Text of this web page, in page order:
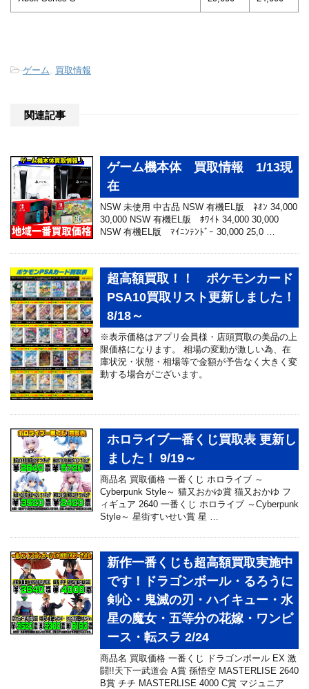
-ゲーム 買取情報
関連記事
ゲーム機本体 買取情報 1/13現
在
NSW 未使用 中古品 NSW 有機EL版 ﾈｵﾝ 34,000
30,000 NSW 有機EL版 ﾎﾜｲﾄ 34,000 30,000
NSW 有機EL版 ﾏｲﾆﾝﾃﾝﾄﾞｰ 30,000 25,0 …
超高額買取！！ ポケモンカード
PSA10買取リスト更新しました！
8/18～
※表示価格はアプリ会員様・店頭買取の美品の上
限価格になります。 相場の変動が激しい為、在
庫状況・状態・相場等で金額が予告なく大きく変
動する場合がございます。
ホロライブ一番くじ買取表 更新し
ました！ 9/19～
商品名 買取価格 一番くじ ホロライブ ～
Cyberpunk Style～ 猫又おかゆ賞 猫又おかゆ フ
ィギュア 2640 一番くじ ホロライブ ～Cyberpunk
Style～ 星街すいせい賞 星 …
新作一番くじも超高額買取実施中
です！ドラゴンボール・るろうに
剣心・鬼滅の刃・ハイキュー・水
星の魔女・五等分の花嫁・ワンピ
ース・転スラ 2/24
商品名 買取価格 一番くじ ドラゴンボール EX 激
闘!!天下一武道会 A賞 孫悟空 MASTERLISE 2640
B賞 チチ MASTERLISE 4000 C賞 マジュニア